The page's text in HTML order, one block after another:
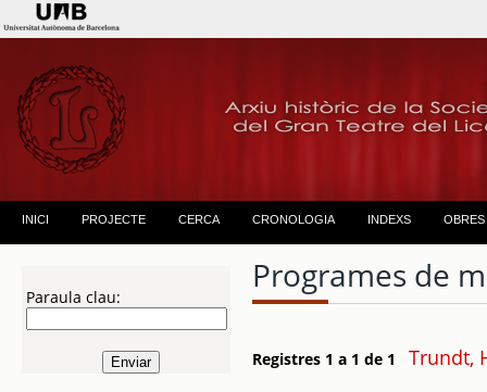
INICI PROJECTE CERCA CRONOLOGIA INDEXS OBRES
Paraula clau:
Programes de
Registres 1 a 1 de 1 Trundt,